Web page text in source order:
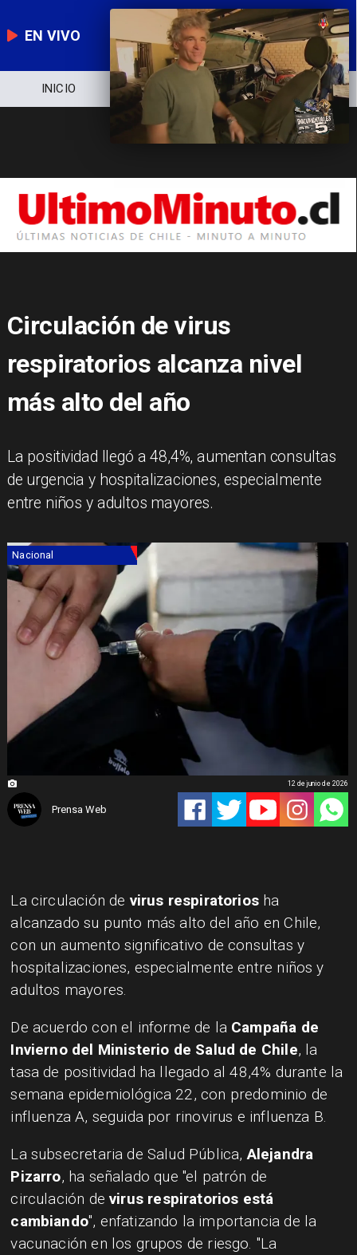
EN VIVO
NOTICIERO POLÍTICA ECONOMÍA
Circulación de virus
respiratorios alcanza nivel
más alto del año
La positividad llegó a 48,4%, aumentan consultas
de urgencia y hospitalizaciones, especialmente
entre niños y adultos mayores.
Nacional
Prensa Web
12 de junio de 2026
La circulación de virus respiratorios ha
alcanzado su punto más alto del año en Chile,
con un aumento significativo de consultas y
hospitalizaciones, especialmente entre niños y
adultos mayores.
De acuerdo con el informe de la Campaña de
Invierno del Ministerio de Salud de Chile, la
tasa de positividad ha llegado al 48,4% durante la
semana epidemiológica 22, con predominio de
influenza A, seguida por rinovirus e influenza B.
La subsecretaria de Salud Pública,Alejandra
Pizarro, ha señalado que "el patrón de
circulación devirus respiratorios está
cambiando", enfatizando la importancia de la
vacunación en los grupos de riesgo. "La